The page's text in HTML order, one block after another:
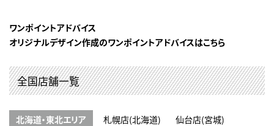
ワンポイントアドバイス
オリジナルデザイン作成のワンポイントアドバイスはこちら
全国店舗一覧
北海道・東北エリア 札幌店(北海道) 仙台店(宮城)